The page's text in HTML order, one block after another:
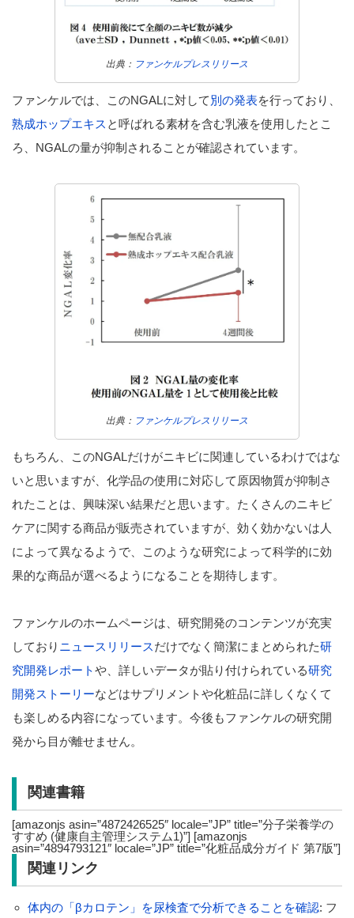
出典： ファンケルプレスリリース
ファンケルでは、このNGALに対して別の発表を行っており、
熟成ホップエキス と呼ばれる素材を含む乳液を使用したとこ
ろ、NGALの量が抑制されることが確認されています。
出典： ファンケルプレスリリース
もちろん、このNGALだけがニキビに関連しているわけではな
いと思いますが、化学品の使用に対応して原因物質が抑制さ
れたことは、興味深い結果だと思います。たくさんのニキビ
ケアに関する商品が販売されていますが、効く効かないは人
によって異なるようで、このような研究によって科学的に効
果的な商品が選べるようになることを期待します。
ファンケルのホームページは、研究開発のコンテンツが充実
しており ニュースリリースだけでなく簡潔にまとめられた研
究開発レポートや、詳しいデータが貼り付けられている研究
開発ストーリーなどはサプリメントや化粧品に詳しくなくて
も楽しめる内容になっています。今後もファンケルの研究開
発から目が離せません。
関連書籍
[amazonjs asin=”4872426525″ locale=”JP” title=”分子栄養学の
すすめ (健康自主管理システム1)”] [amazonjs
asin=”4894793121″ locale=”JP” title=”化粧品成分ガイド 第7版”]
関連リンク
体内の「βカロテン」を尿検査で分析できることを確認: フ